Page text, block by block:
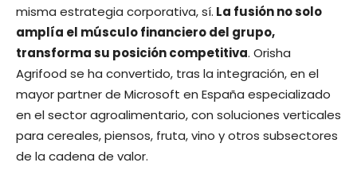
misma estrategia corporativa, sí. La fusión no solo
amplía el músculo financiero del grupo,
transforma su posición competitiva. Orisha
Agrifood se ha convertido, tras la integración, en el
mayor partner de Microsoft en España especializado
en el sector agroalimentario, con soluciones verticales
para cereales, piensos, fruta, vino y otros subsectores
de la cadena de valor.